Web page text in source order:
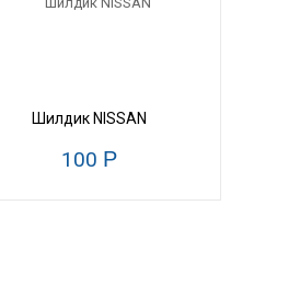
Шилдик NISSAN
100 Р